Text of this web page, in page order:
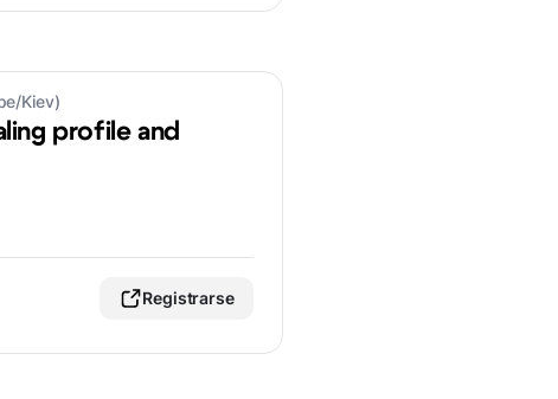
Kiev)
profile and
Registrarse